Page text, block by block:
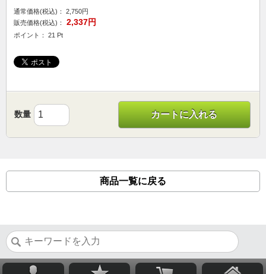
通常価格(税込)：
2,750円
販売価格(税込)：
2,337円
ポイント： 21 Pt
数量 カートに入れる
商品一覧に戻る